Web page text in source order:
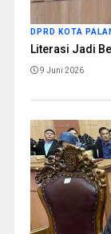
DPRD KOTA
Literasi Jadi
9 Juni 2026